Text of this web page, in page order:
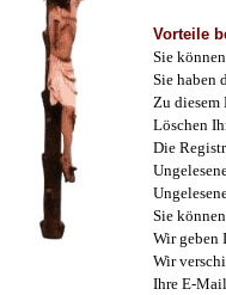
Vorteile
Sie
Sie haben
Zu diesem
Löschen
Die
Sie
Wir geben
Wir
Ihre E-